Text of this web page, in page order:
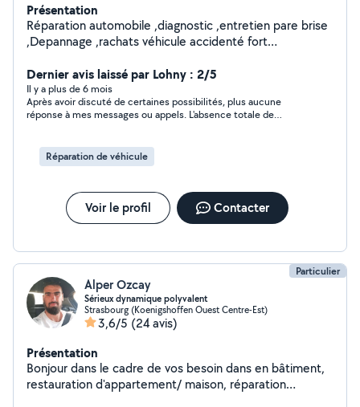
Présentation
Réparation automobile ,diagnostic ,entretien pare brise
,Depannage ,rachats véhicule accidenté fort
pièces
Dernier avis laissé par Lohny : 2/5
Il y a plus de 6 mois
Après avoir discuté de certaines possibilités, plus aucune
réponse à mes messages ou appels. L'absence totale de
Réparation de véhicule
Voir le profil Contacter
Particulier
Alper Ozcay
Sérieux dynamique polyvalent
Strasbourg (Koenigshoffen Ouest Centre-Est)
3,6/5 (24 avis)
Présentation
Bonjour dans le cadre de vos besoin dans en bâtiment,
restauration d'appartement/ maison, réparation